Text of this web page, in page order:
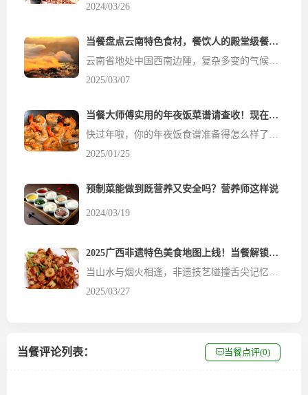
2024/03/26
当餐盘点云南特色食材，餐饮人的殿堂级餐饮食材供应链
2025/03/07
当餐大师傅实用的年夜饭菜谱请查收！现在开始学，过年给亲朋好友露一手！
2025/01/25
预制菜能做到既营养又安全吗？营养师这样说
2024/03/19
2025广西非遗特色美食地图上线！当餐解锁全区14城28道非遗味道
2025/03/27
当餐评论列表： 当餐点评(0)